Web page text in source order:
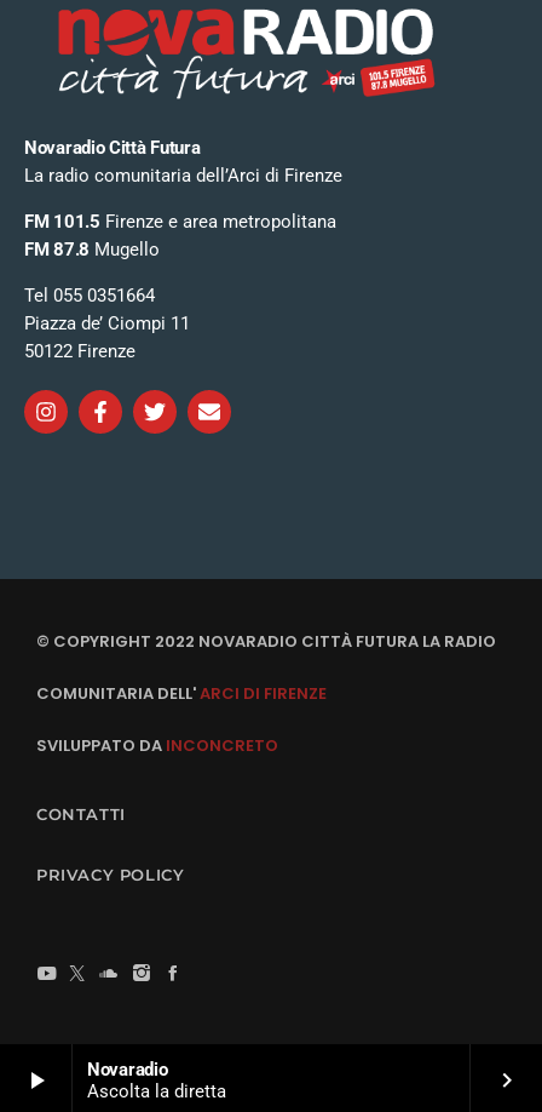
play_arrow
Novaradio
Ascolta la diretta
keyboard_arrow_right
Novaradio Città Futura
La radio comunitaria dell’Arci di Firenze
FM 101.5 Firenze e area metropolitana
FM 87.8 Mugello
Tel 055 0351664
Piazza de’ Ciompi 11
50122 Firenze
© COPYRIGHT 2022 NOVARADIO CITTÀ FUTURA LA RADIO
COMUNITARIA DELL'ARCI DI FIRENZE
SVILUPPATO DA INCONCRETO
CONTATTI
PRIVACY POLICY